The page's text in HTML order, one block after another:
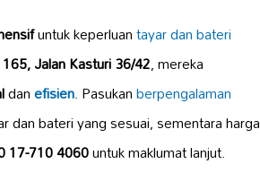
untuk keperluantayar dan bateri
Jalan Kasturi 36/42, mereka
danefisien. Pasukanberpengalaman
dan bateri yang sesuai, sementara harga
17-710 4060untuk maklumat lanjut.